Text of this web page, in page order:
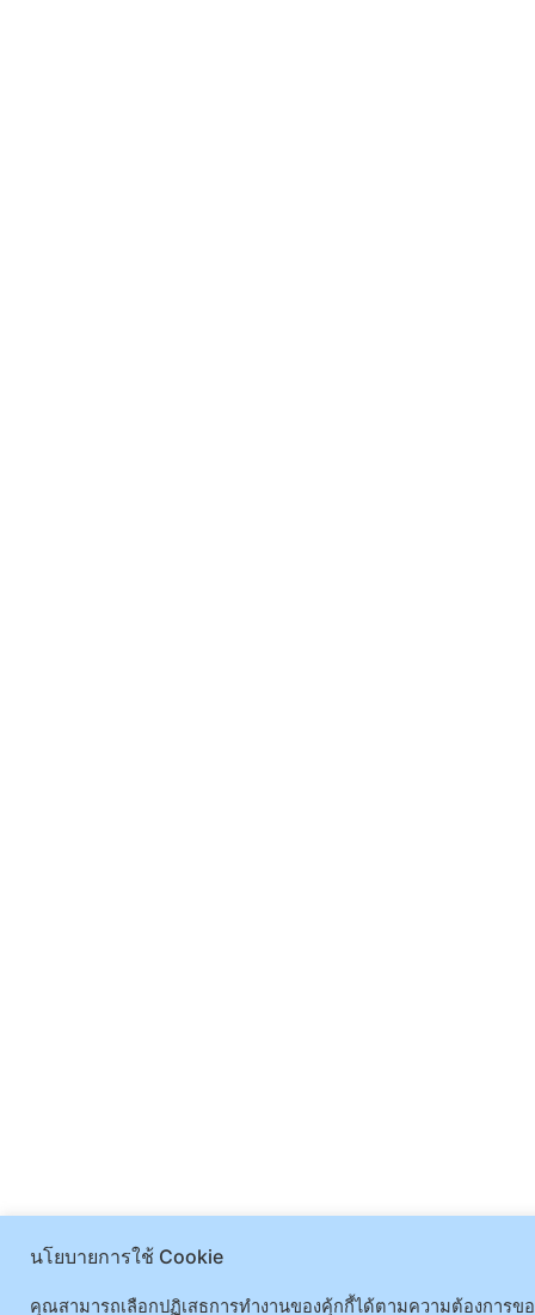
นโยบายการใช้ Cookie
คุณสามารถเลือกปฏิเสธการทำงานของคุ้กกี้ได้ตามความต้องการข